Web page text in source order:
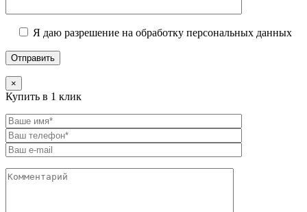
Я даю разрешение на обработку персональных данных
×
Купить в 1 клик